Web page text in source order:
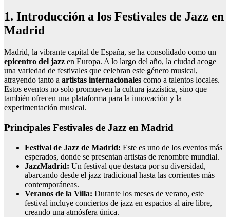
1. Introducción a los Festivales de Jazz en
Madrid
Madrid, la vibrante capital de España, se ha consolidado como un
epicentro del jazz en Europa. A lo largo del año, la ciudad acoge
una variedad de festivales que celebran este género musical,
atrayendo tanto a artistas internacionales como a talentos locales.
Estos eventos no solo promueven la cultura jazzística, sino que
también ofrecen una plataforma para la innovación y la
experimentación musical.
Principales Festivales de Jazz en Madrid
Festival de Jazz de Madrid: Este es uno de los eventos más
esperados, donde se presentan artistas de renombre mundial.
JazzMadrid: Un festival que destaca por su diversidad,
abarcando desde el jazz tradicional hasta las corrientes más
contemporáneas.
Veranos de la Villa: Durante los meses de verano, este
festival incluye conciertos de jazz en espacios al aire libre,
creando una atmósfera única.